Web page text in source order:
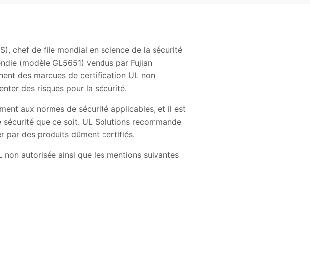
chef de file mondial en science de la sécurité
(modèle GL5651) vendus par Fujian
des marques de certification UL non
des risques pour la sécurité.
aux normes de sécurité applicables, et il est
que ce soit. UL Solutions recommande
par des produits dûment certifiés.
autorisée ainsi que les mentions suivantes